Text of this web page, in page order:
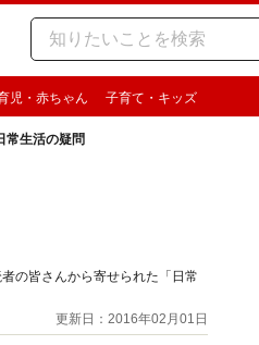
児・赤ちゃん 子育て・キッズ
常生活の疑問
の皆さんから寄せられた「日常
更新日：2016年02月01日